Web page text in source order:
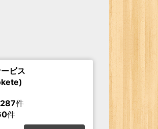
ビス
件
件